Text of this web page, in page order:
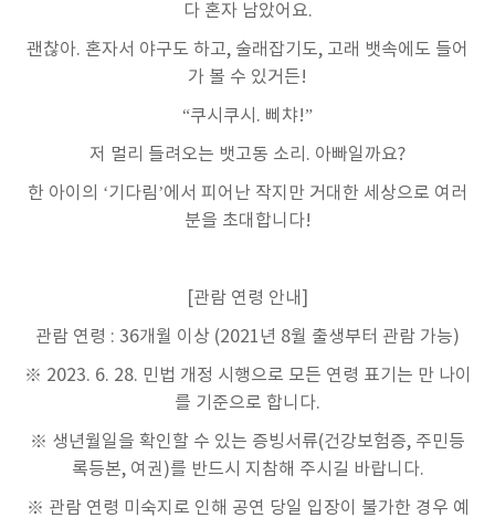
다 혼자 남았어요.
괜찮아. 혼자서 야구도 하고, 술래잡기도, 고래 뱃속에도 들어
가 볼 수 있거든!
“쿠시쿠시. 삐챠!”
저 멀리 들려오는 뱃고동 소리. 아빠일까요?
한 아이의 ‘기다림’에서 피어난 작지만 거대한 세상으로 여러
분을 초대합니다!
[관람 연령 안내]
관람 연령 : 36개월 이상 (2021년 8월 출생부터 관람 가능)
※ 2023. 6. 28. 민법 개정 시행으로 모든 연령 표기는 만 나이
를 기준으로 합니다.
※ 생년월일을 확인할 수 있는 증빙서류(건강보험증, 주민등
록등본, 여권)를 반드시 지참해 주시길 바랍니다.
※ 관람 연령 미숙지로 인해 공연 당일 입장이 불가한 경우 예